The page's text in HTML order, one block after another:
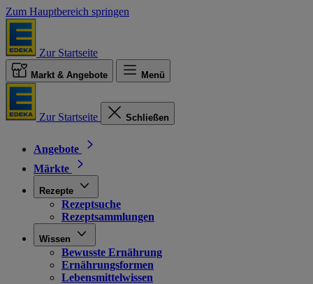
Zum Hauptbereich springen
Zur Startseite
Markt & Angebote Menü
Zur Startseite Schließen
Angebote
Märkte
Rezepte
Rezeptsuche
Rezeptsammlungen
Wissen
Bewusste Ernährung
Ernährungsformen
Lebensmittelwissen